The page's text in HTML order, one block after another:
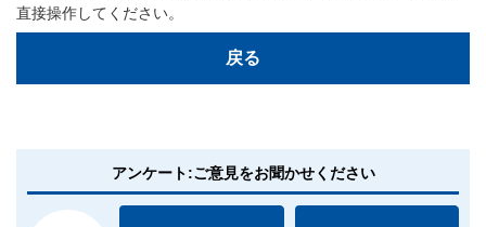
直接操作してください。
戻る
アンケート:ご意見をお聞かせください